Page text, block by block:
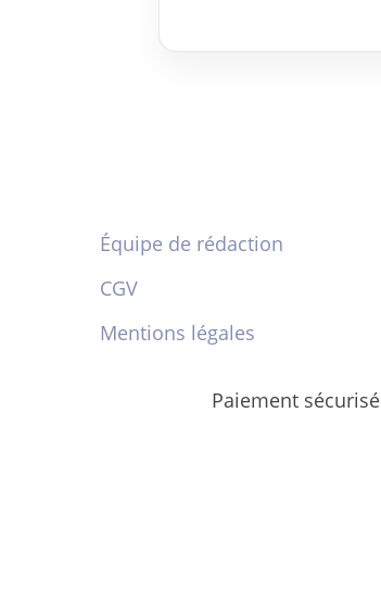
Équipe de rédaction
CGV
Mentions légales
Paiement sécurisé